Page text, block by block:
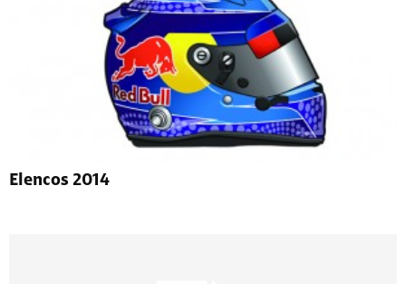
Elencos 2014